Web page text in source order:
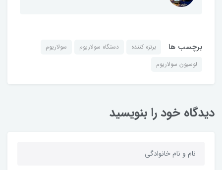
برچسب ها برنزه کننده دستگاه سولاریوم
سولاریوم
لوسیون سولاریوم
دیدگاه خود را بنویسید